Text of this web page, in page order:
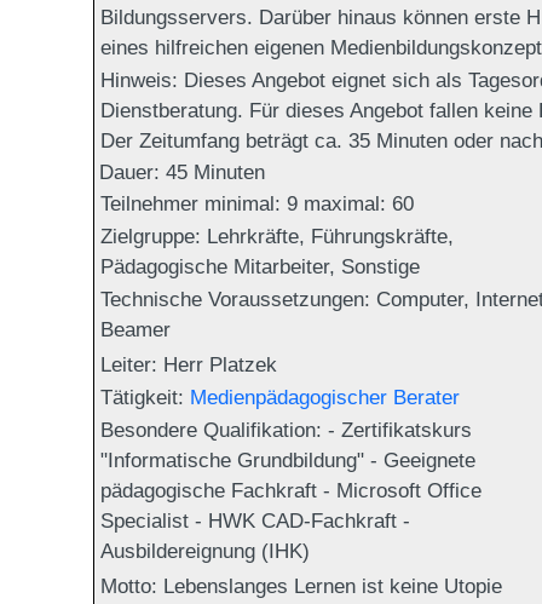
Bildungsservers. Darüber hinaus können erste
eines hilfreichen eigenen
Hinweis: Dieses Angebot eignet sich als
Dienstberatung. Für dieses Angebot fallen keine
Der Zeitumfang beträgt ca. 35 Minuten oder
Dauer: 45 Minuten
Teilnehmer minimal: 9 maximal: 60
Zielgruppe: Lehrkräfte, Führungskräfte,
Pädagogische Mitarbeiter, Sonstige
Technische Voraussetzungen: Computer,
Beamer
Leiter: Herr Platzek
Tätigkeit: Medienpädagogischer Berater
Besondere Qualifikation: - Zertifikatskurs
"Informatische Grundbildung" - Geeignete
pädagogische Fachkraft - Microsoft Office
Specialist - HWK CAD-Fachkraft -
Ausbildereignung (IHK)
Motto: Lebenslanges Lernen ist keine Utopie